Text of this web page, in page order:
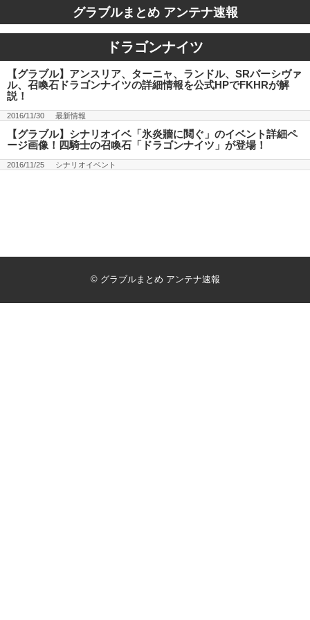
グラブルまとめ アンテナ速報
ドラゴンナイツ
【グラブル】アンスリア、ターニャ、ランドル、SRパーシヴァ
ル、召喚石ドラゴンナイツの詳細情報を公式HPでFKHRが解
説！
2016/11/30 最新情報
【グラブル】シナリオイベ「氷炎牆に鬩ぐ」のイベント詳細ペ
ージ画像！四騎士の召喚石「ドラゴンナイツ」が登場！
2016/11/25 シナリオイベント
© グラブルまとめ アンテナ速報